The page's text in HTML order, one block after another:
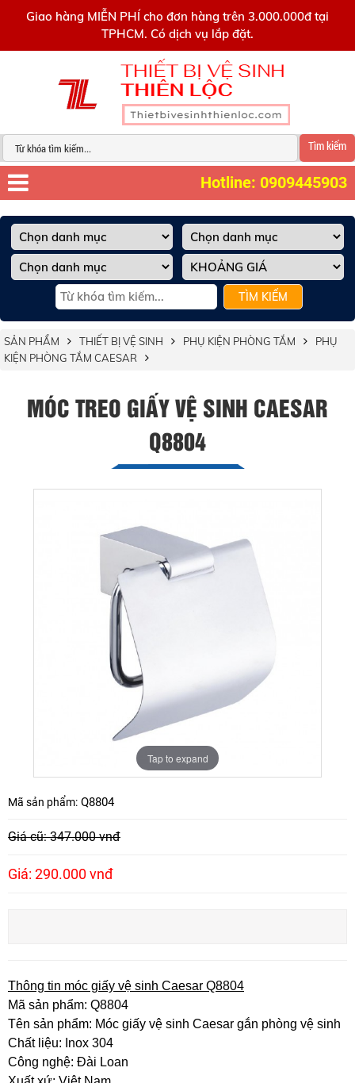
Giao hàng MIỄN PHÍ cho đơn hàng trên 3.000.000đ tại
TPHCM. Có dịch vụ lắp đặt.
Tìm kiếm
Hotline: 0909445903
TÌM KIẾM
SẢN PHẨM THIẾT BỊ VỆ SINH PHỤ KIỆN PHÒNG TẮM
PHỤ
KIỆN PHÒNG TẮM CAESAR
MÓC TREO GIẤY VỆ SINH CAESAR
Q8804
Tap to expand
Mã sản phẩm: Q8804
Giá cũ: 347.000 vnđ
Giá: 290.000 vnđ
Thông tin móc giấy vệ sinh Caesar Q8804
Mã sản phẩm: Q8804
Tên sản phẩm: Móc giấy vệ sinh Caesar gắn phòng vệ sinh
Chất liệu: Inox 304
Công nghệ: Đài Loan
0909445903